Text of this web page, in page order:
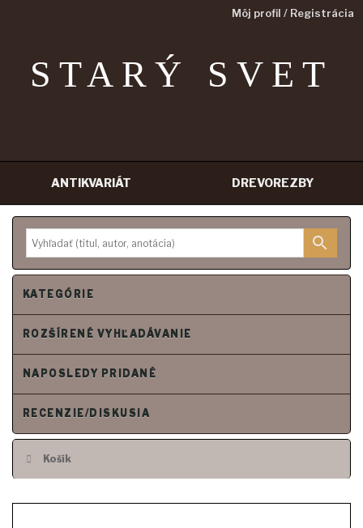
Môj profil / Registrácia
STARÝ SVET
ANTIKVARIÁT DREVOREZBY
na
KATEGÓRIE
ROZŠÍRENÉ VYHĽADÁVANIE
NAPOSLEDY PRIDANÉ
RECENZIE/DISKUSIA
Košík